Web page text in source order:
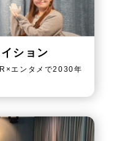
ション
エンタメで2030年